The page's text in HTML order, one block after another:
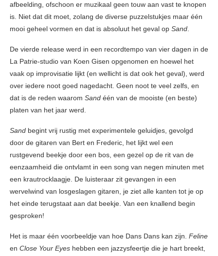
afbeelding, ofschoon er muzikaal geen touw aan vast te knopen
is. Niet dat dit moet, zolang de diverse puzzelstukjes maar één
mooi geheel vormen en dat is absoluut het geval op Sand.
De vierde release werd in een recordtempo van vier dagen in de
La Patrie-studio van Koen Gisen opgenomen en hoewel het
vaak op improvisatie lijkt (en wellicht is dat ook het geval), werd
over iedere noot goed nagedacht. Geen noot te veel zelfs, en
dat is de reden waarom Sand één van de mooiste (en beste)
platen van het jaar werd.
Sand begint vrij rustig met experimentele geluidjes, gevolgd
door de gitaren van Bert en Frederic, het lijkt wel een
rustgevend beekje door een bos, een gezel op de rit van de
eenzaamheid die ontvlamt in een song van negen minuten met
een krautrocklaagje. De luisteraar zit gevangen in een
wervelwind van losgeslagen gitaren, je ziet alle kanten tot je op
het einde terugstaat aan dat beekje. Van een knallend begin
gesproken!
Het is maar één voorbeeldje van hoe Dans Dans kan zijn. Feline
en Close Your Eyes hebben een jazzysfeertje die je hart breekt,